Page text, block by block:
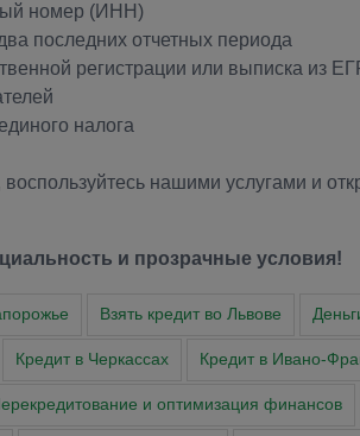
номер (ИНН)
последних отчетных периода
регистрации или выписка из
налога
нашими услугами и
и прозрачные условия!
Взять кредит во Львове
Кредит в Черкассах Кредит в Ивано-
и оптимизация финансов